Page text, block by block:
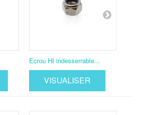
Ecrou HI indesserrable...
VISUALISER